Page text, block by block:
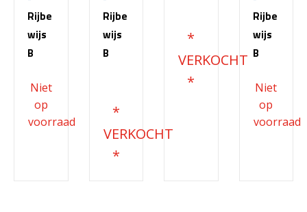
Rijbe
wijs
B
Rijbe
wijs
B
Rijbe
wijs
B